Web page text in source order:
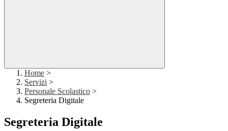
Home >
Servizi >
Personale Scolastico >
Segreteria Digitale
Segreteria Digitale